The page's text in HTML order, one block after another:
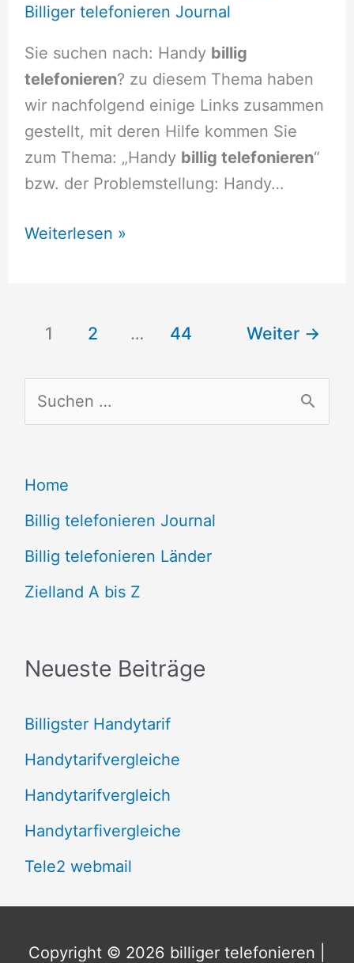
Billiger telefonieren Journal
Sie suchen nach: Handy billig
telefonieren? zu diesem Thema haben
wir nachfolgend einige Links zusammen
gestellt, mit deren Hilfe kommen Sie
zum Thema: „Handy billig telefonieren“
bzw. der Problemstellung: Handy…
Handy
Weiterlesen »
1 2 … 44 Weiter →
u
h
e
n
n
h
Home
Billig telefonieren Journal
Billig telefonieren Länder
Zielland A bis Z
Neueste Beiträge
Billigster Handytarif
Handytarifvergleiche
Handytarifvergleich
Handytarfivergleiche
Tele2 webmail
Copyright © 2026 billiger telefonieren